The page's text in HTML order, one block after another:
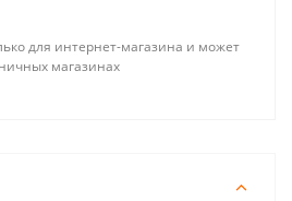
для интернет-магазина и может
магазинах